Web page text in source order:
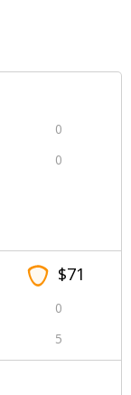
0
0
$71
0
5